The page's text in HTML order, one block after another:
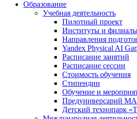
Образование
Учебная деятельность
Пилотный проект
Институты и
Направления
Yandex Physical AI
Расписание занятий
Расписание сессии
Стоимость обучения
Стипендии
Обучение и
Предуниверсарий
Детский технопарк